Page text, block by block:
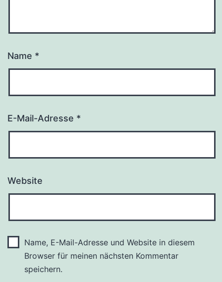
Name *
E-Mail-Adresse *
Website
Name, E-Mail-Adresse und Website in diesem
Browser für meinen nächsten Kommentar
speichern.